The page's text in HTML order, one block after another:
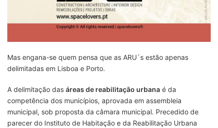
Mas engana-se quem pensa que as ARU´s estão apenas
delimitadas em Lisboa e Porto.
A delimitação das áreas de reabilitação urbana é da
competência dos municípios, aprovada em assembleia
municipal, sob proposta da câmara municipal. Precedido de
parecer do Instituto de Habitação e da Reabilitação Urbana